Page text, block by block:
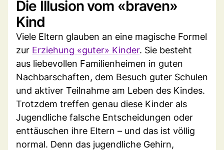
Die Illusion vom «braven»
Kind
Viele Eltern glauben an eine magische Formel
zur Erziehung «guter» Kinder. Sie besteht
aus liebevollen Familienheimen in guten
Nachbarschaften, dem Besuch guter Schulen
und aktiver Teilnahme am Leben des Kindes.
Trotzdem treffen genau diese Kinder als
Jugendliche falsche Entscheidungen oder
enttäuschen ihre Eltern – und das ist völlig
normal. Denn das jugendliche Gehirn,